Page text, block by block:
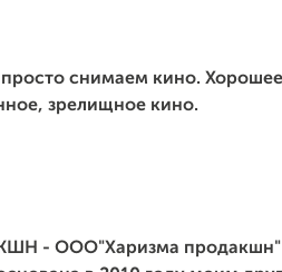
просто снимаем
зрелищное кино.
- ООО"Харизма